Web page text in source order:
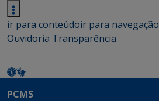
ir para conteúdoir para navegação
Ouvidoria Transparência
PCMS